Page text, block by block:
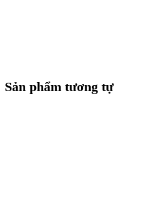
Sản phẩm tương tự